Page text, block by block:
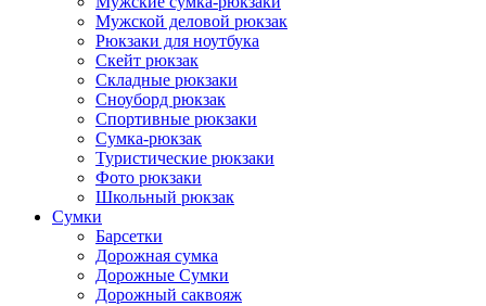
Мужской деловой рюкзак
Рюкзаки для ноутбука
Скейт рюкзак
Складные рюкзаки
Сноуборд рюкзак
Спортивные рюкзаки
Сумка-рюкзак
Туристические рюкзаки
Фото рюкзаки
Школьный рюкзак
Сумки
Барсетки
Дорожная сумка
Дорожные Сумки
Дорожный саквояж